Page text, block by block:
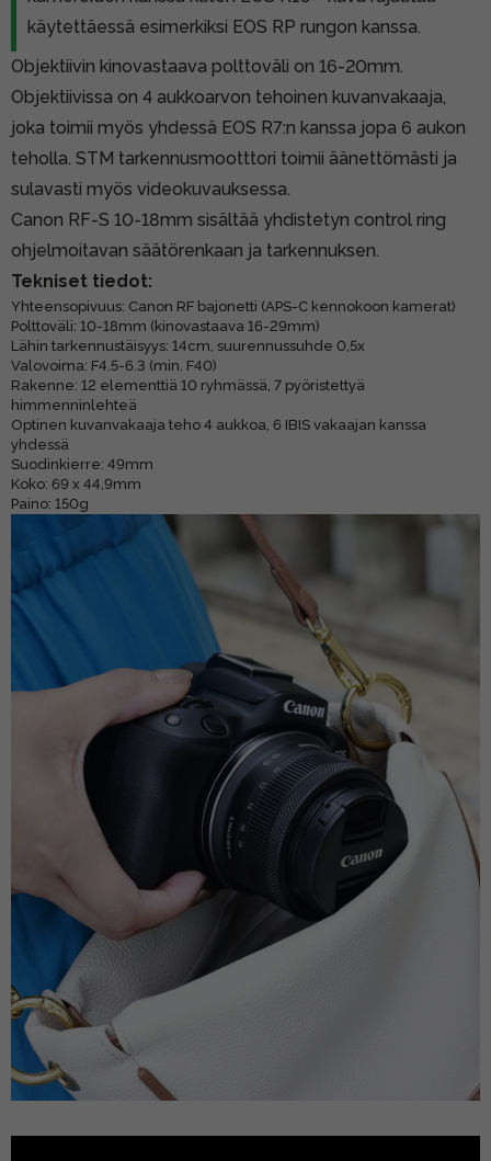
käytettäessä esimerkiksi EOS RP rungon kanssa.
Objektiivin kinovastaava polttoväli on 16-20mm.
Objektiivissa on 4 aukkoarvon tehoinen kuvanvakaaja,
joka toimii myös yhdessä EOS R7:n kanssa jopa 6 aukon
teholla. STM tarkennusmootttori toimii äänettömästi ja
sulavasti myös videokuvauksessa.
Canon RF-S 10-18mm sisältää yhdistetyn control ring
ohjelmoitavan säätörenkaan ja tarkennuksen.
Tekniset tiedot:
Yhteensopivuus: Canon RF bajonetti (APS-C kennokoon kamerat)
Polttoväli: 10-18mm (kinovastaava 16-29mm)
Lähin tarkennustäisyys: 14cm, suurennussuhde 0,5x
Valovoima: F4.5-6.3 (min. F40)
Rakenne: 12 elementtiä 10 ryhmässä, 7 pyöristettyä
himmenninlehteä
Optinen kuvanvakaaja teho 4 aukkoa, 6 IBIS vakaajan kanssa
yhdessä
Suodinkierre: 49mm
Koko: 69 x 44,9mm
Paino: 150g